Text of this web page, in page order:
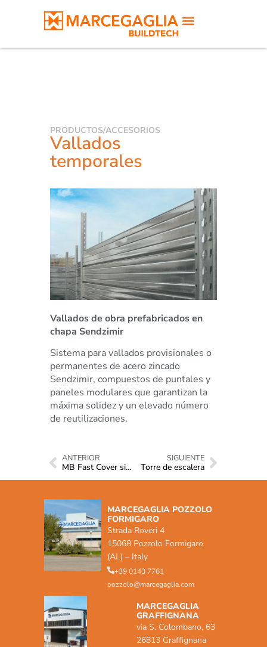
PRODUCTOS/ACCESORIOS
Vallados
temporales
Vallados de obra prefabricados en
chapa Sendzimir
Sistema para vallados provisionales o
permanentes de acero zincado
Sendzimir, compuestos de puntales y
paneles modulares que garantizan la
máxima solidez y un elevado número
de reutilizaciones.
ANTERIOR
MB Fast Cover sistemas de cubierta
SIGUIENTE
Torre de escalera
MARCEGAGLIA POZZOLO
FORMIGARO
Strada Roveri 4
15068 Pozzolo Formigaro
(AL) – Italy
+39 0143 7761
pozzolo@marcegaglia.com
MARCEGAGLIA
GRAFFIGNANA
via S. Colombano, 63
26813 Graffignana